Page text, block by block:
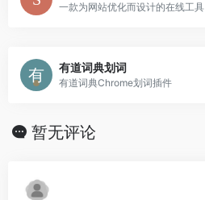
一款为网站优化而设计的在线工具
有道词典划词
有道词典Chrome划词插件
暂无评论